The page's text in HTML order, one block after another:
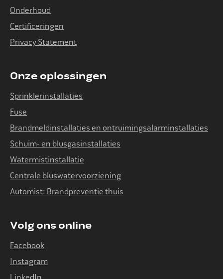
Onderhoud
Certificeringen
Privacy Statement
Onze oplossingen
Sprinklerinstallaties
Fuse
Brandmeldinstallaties en ontruimingsalarminstallaties
Schuim- en blusgasinstallaties
Watermistinstallatie
Centrale bluswatervoorziening
Automist: Brandpreventie thuis
Volg ons online
Facebook
Instagram